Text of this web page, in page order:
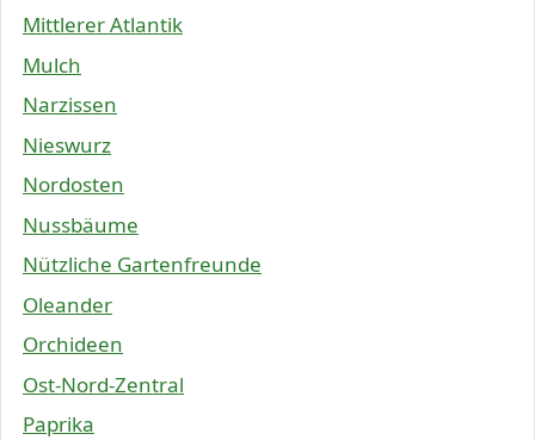
Mittlerer Atlantik
Mulch
Narzissen
Nieswurz
Nordosten
Nussbäume
Nützliche Gartenfreunde
Oleander
Orchideen
Ost-Nord-Zentral
Paprika